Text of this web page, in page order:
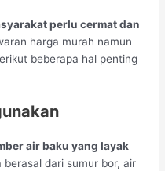
perlu cermat dan
harga murah namun
beberapa hal penting
air baku yang layak
berasal dari sumur bor, air